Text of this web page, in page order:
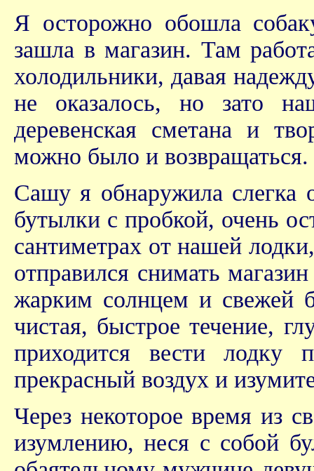
Я осторожно обошла
зашла в магазин. Там
холодильники, давая
не оказалось, но зато
деревенская сметана и
можно было и возвращаться.
Сашу я обнаружила слегка
бутылки с пробкой, очень
сантиметрах от нашей
отправился снимать
жарким солнцем и свежей
чистая, быстрое течение,
приходится вести
прекрасный воздух и
Через некоторое время из
изумлению, неся с собой